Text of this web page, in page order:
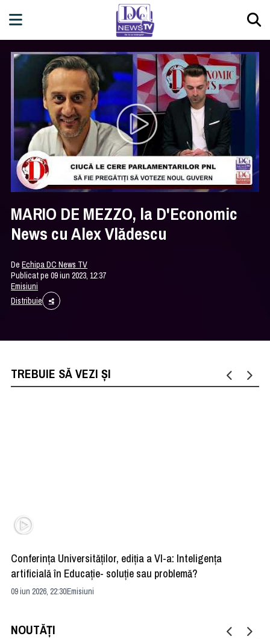
MARIO DE MEZZO, la D'Economic
News cu Alex Vlădescu
DeEchipa DC News TV
Publicat pe 09 iun 2023, 12:37
Emisiuni
Distribuie
TREBUIE SĂ VEZI ȘI
Conferința Universităților, ediția a VI-a: Inteligența
artificială în Educație- soluție sau problemă?
09 iun 2026, 22:30Emisiuni
NOUTĂȚI